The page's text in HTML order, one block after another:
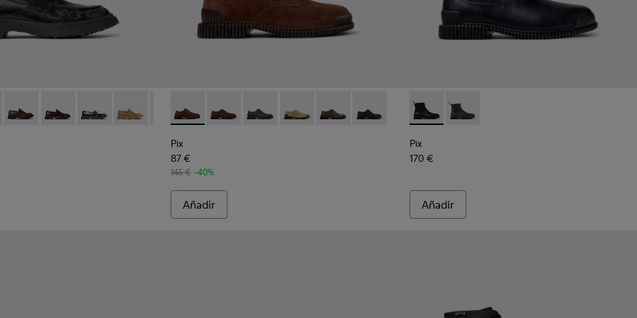
hombre.048 - Mocasines de piel negros para hombre.
- K100633-049 - Mocasines de piel marrones para hombre.
Walden - K100633-046
Walden - K100633-045
Walden - K100633-043
Walden - K100633-027
Walden - K100633-019 - Mocasines de piel negros para hombre.
Pix - K101076-005 - Zapatos de ante marrones para hombre.
Pix - K101076-010 - Zapatos de piel marrones para hombre.
Pix - K101076-008 - Zapatos de piel grises para hombre.
Pix - K101076-006
Pix - K101076-003
Pix - K101076-001 - Zapatos de piel negros para
Pix
87 €
145 € -40%
Añadir
Pix - K300562-001 - Botines de piel negros
Pix - K300562-002
Pix
170 €
Añadir